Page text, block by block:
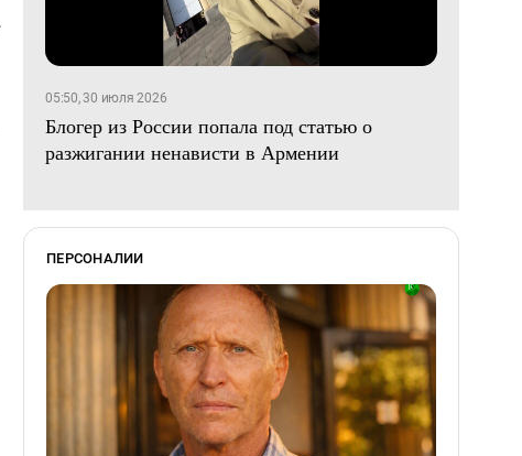
05:50, 30 июля 2026
Блогер из России попала под статью о
разжигании ненависти в Армении
ПЕРСОНАЛИИ